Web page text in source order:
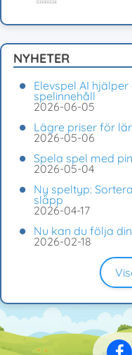
NYHETER
Elevspel AI
spelinnehåll
2026-06-05
Lägre priser för
2026-05-06
Spela spel med
2026-05-04
Ny speltyp:
släpp
2026-04-17
Nu kan du följa
2026-02-18